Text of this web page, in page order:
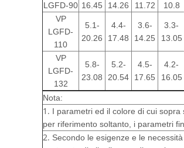
LGFD-90 16.45
14.26
11.72
10.8
VP
LGFD-
110
5.1-
20.26
4.4-
17.48
3.6-
14.25
3.3-
13.05
VP
LGFD-
132
5.8-
23.08
5.2-
20.54
4.5-
17.65
4.2-
16.05
Nota:
1. I parametri ed il colore di cui
per riferimento soltanto, i parametri
2. Secondo le esigenze e le